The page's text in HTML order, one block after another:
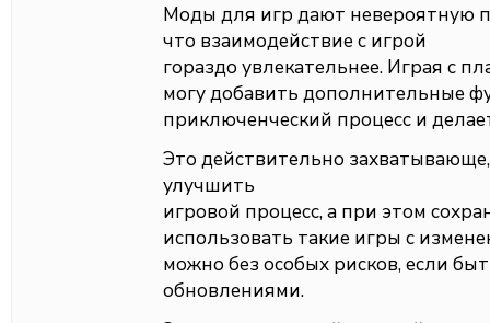
Моды для игр дают невероятную
что взаимодействие с игрой
гораздо увлекательнее. Играя с
могу добавить дополнительные
приключенческий процесс и
Это действительно
улучшить
игровой процесс, а при этом
использовать такие игры с
можно без особых рисков, если
обновлениями.